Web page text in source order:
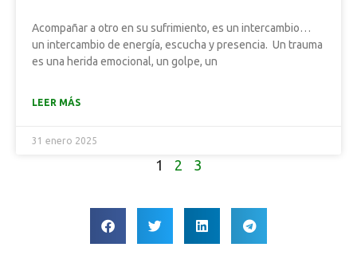
Acompañar a otro en su sufrimiento, es un intercambio…
un intercambio de energía, escucha y presencia. Un trauma
es una herida emocional, un golpe, un
LEER MÁS
31 enero 2025
1 2 3